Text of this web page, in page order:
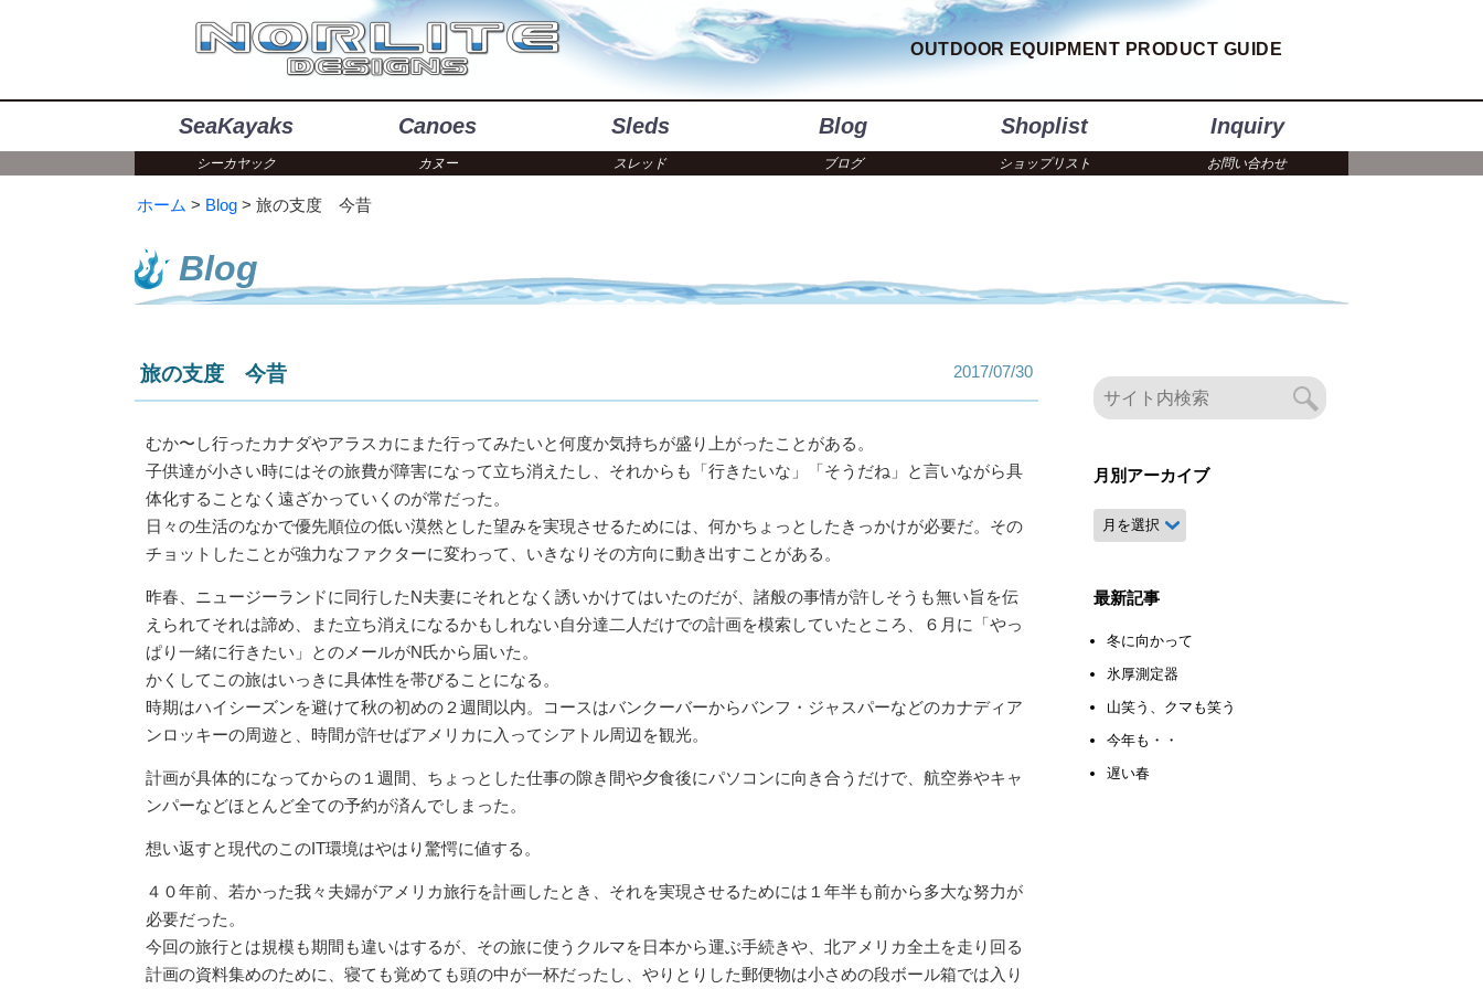
OUTDOOR EQUIPMENT PRODUCT GUIDE
SeaKayaks
シーカヤック
Canoes
カヌー
Sleds
スレッド
Blog
ブログ
Shoplist
ショップリスト
Inquiry
お問い合わせ
ホーム Blog 旅の支度 今昔
Blog
旅の支度 今昔 2017/07/30
むか〜し行ったカナダやアラスカにまた行ってみたいと何度か気持ちが盛り上がったことがある。
子供達が小さい時にはその旅費が障害になって立ち消えたし、それからも「行きたいな」「そうだね」と言いながら具
体化することなく遠ざかっていくのが常だった。
日々の生活のなかで優先順位の低い漠然とした望みを実現させるためには、何かちょっとしたきっかけが必要だ。その
チョットしたことが強力なファクターに変わって、いきなりその方向に動き出すことがある。
昨春、ニュージーランドに同行したN夫妻にそれとなく誘いかけてはいたのだが、諸般の事情が許しそうも無い旨を伝
えられてそれは諦め、また立ち消えになるかもしれない自分達二人だけでの計画を模索していたところ、６月に「やっ
ぱり一緒に行きたい」とのメールがN氏から届いた。
かくしてこの旅はいっきに具体性を帯びることになる。
時期はハイシーズンを避けて秋の初めの２週間以内。コースはバンクーバーからバンフ・ジャスパーなどのカナディア
ンロッキーの周遊と、時間が許せばアメリカに入ってシアトル周辺を観光。
計画が具体的になってからの１週間、ちょっとした仕事の隙き間や夕食後にパソコンに向き合うだけで、航空券やキャ
ンパーなどほとんど全ての予約が済んでしまった。
想い返すと現代のこのIT環境はやはり驚愕に値する。
４０年前、若かった我々夫婦がアメリカ旅行を計画したとき、それを実現させるためには１年半も前から多大な努力が
必要だった。
今回の旅行とは規模も期間も違いはするが、その旅に使うクルマを日本から運ぶ手続きや、北アメリカ全土を走り回る
計画の資料集めのために、寝ても覚めても頭の中が一杯だったし、やりとりした郵便物は小さめの段ボール箱では入り
月別アーカイブ
月
別
ー
イ
ブ
最新記事
冬に向かって
氷厚測定器
山笑う、クマも笑う
今年も・・
遅い春